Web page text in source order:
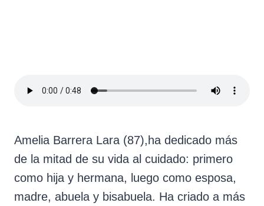
Amelia Barrera Lara (87),ha dedicado más
de la mitad de su vida al cuidado: primero
como hija y hermana, luego como esposa,
madre, abuela y bisabuela. Ha criado a más